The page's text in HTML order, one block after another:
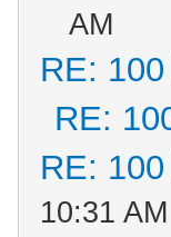
AM
RE:
RE:
RE:
10:31 AM